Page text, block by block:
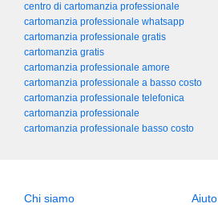
centro di cartomanzia professionale
cartomanzia professionale whatsapp
cartomanzia professionale gratis
cartomanzia gratis
cartomanzia professionale amore
cartomanzia professionale a basso costo
cartomanzia professionale telefonica
cartomanzia professionale
cartomanzia professionale basso costo
Chi siamo Aiuto